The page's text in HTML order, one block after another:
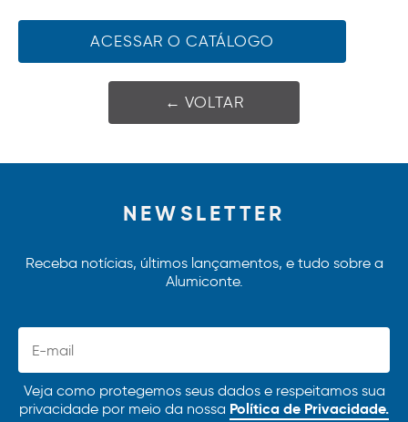
ACESSAR O CATÁLOGO
← VOLTAR
NEWSLETTER
Receba notícias, últimos lançamentos, e tudo sobre a
Alumiconte.
Veja como protegemos seus dados e respeitamos sua
privacidade por meio da nossa Política de Privacidade.